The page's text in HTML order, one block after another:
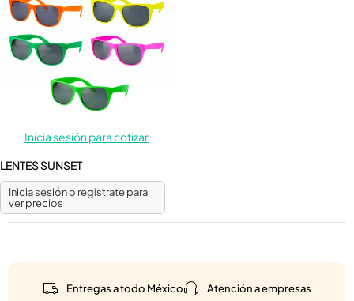
Inicia sesión para cotizar
LENTES SUNSET
Inicia sesión o regístrate para
ver precios
Entregas a todo México
Atención a empresas